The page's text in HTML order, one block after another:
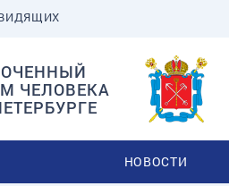
ЧЕЛОВЕКА
НОВОСТИ